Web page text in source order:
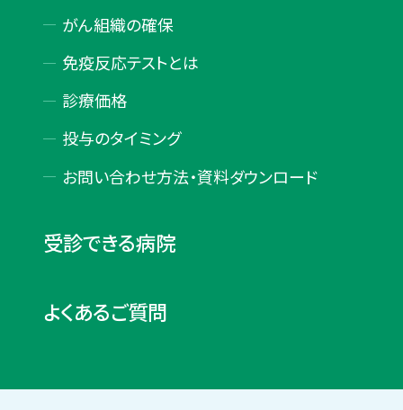
がん組織の確保
免疫反応テストとは
診療価格
投与のタイミング
お問い合わせ方法・資料ダウンロード
受診できる病院
よくあるご質問